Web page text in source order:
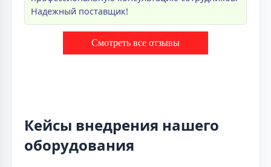
Надежный поставщик!
Смотреть все отзывы
Кейсы внедрения нашего
оборудования